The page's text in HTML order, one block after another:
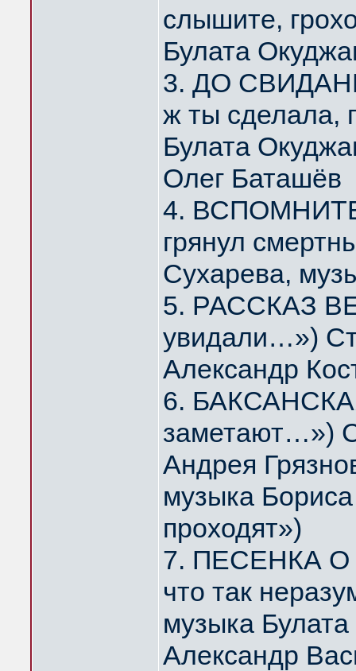
слышите,
Булата
3. ДО
ж ты сделала,
Булата
Олег Баташёв
4.
грянул
Сухарева,
5. РАССКАЗ
увидали…»)
Александр
6.
заметают…»)
Андрея
музыка
проходят»)
7. ПЕСЕНКА О
что так
музыка
Александр